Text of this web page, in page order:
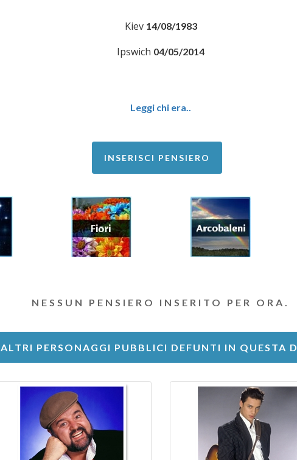
Kiev 14/08/1983
Ipswich 04/05/2014
Leggi chi era..
INSERISCI PENSIERO
NESSUN PENSIERO INSERITO PER ORA.
ALTRI PERSONAGGI PUBBLICI DEFUNTI IN QUESTA